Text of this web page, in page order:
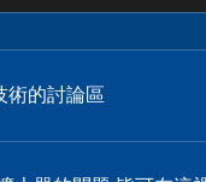
術的討論區